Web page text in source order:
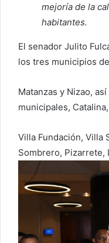
mejoría de la
habitantes.
El senador Julito
los tres municipios
Matanzas y Nizao,
municipales,
Villa Fundación, Villa
Sombrero, Pizarrete,